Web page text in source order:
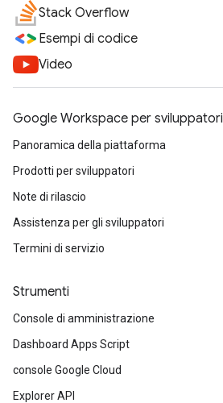
Stack Overflow
Esempi di codice
Video
Google Workspace per sviluppatori
Panoramica della piattaforma
Prodotti per sviluppatori
Note di rilascio
Assistenza per gli sviluppatori
Termini di servizio
Strumenti
Console di amministrazione
Dashboard Apps Script
console Google Cloud
Explorer API